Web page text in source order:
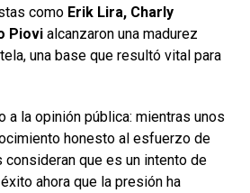
como Erik Lira, Charly
Piovi alcanzaron una madurez
una base que resultó vital para
a la opinión pública: mientras unos
honesto al esfuerzo de
que es un intento de
ahora que la presión ha